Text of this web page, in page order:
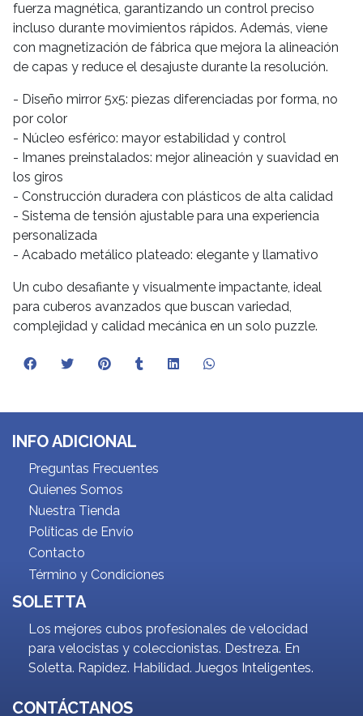
fuerza magnética, garantizando un control preciso
incluso durante movimientos rápidos. Además, viene
con magnetización de fábrica que mejora la alineación
de capas y reduce el desajuste durante la resolución.
- Diseño mirror 5x5: piezas diferenciadas por forma, no
por color
- Núcleo esférico: mayor estabilidad y control
- Imanes preinstalados: mejor alineación y suavidad en
los giros
- Construcción duradera con plásticos de alta calidad
- Sistema de tensión ajustable para una experiencia
personalizada
- Acabado metálico plateado: elegante y llamativo
Un cubo desafiante y visualmente impactante, ideal
para cuberos avanzados que buscan variedad,
complejidad y calidad mecánica en un solo puzzle.
INFO ADICIONAL
Preguntas Frecuentes
Quienes Somos
Nuestra Tienda
Políticas de Envío
Contacto
Término y Condiciones
SOLETTA
Los mejores cubos profesionales de velocidad
para velocistas y coleccionistas. Destreza. En
Soletta. Rapidez. Habilidad. Juegos Inteligentes.
CONTÁCTANOS